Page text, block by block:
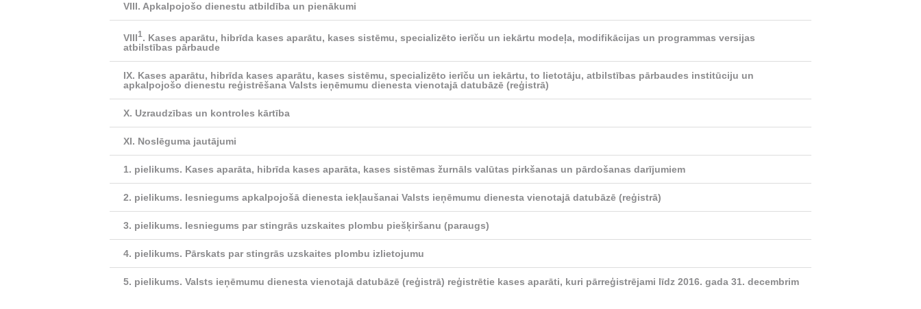
VIII. Apkalpojošo dienestu atbildība un pienākumi
VIII1. Kases aparātu, hibrīda kases aparātu, kases sistēmu, specializēto ierīču un iekārtu modeļa, modifikācijas un programmas versijas
atbilstības pārbaude
IX. Kases aparātu, hibrīda kases aparātu, kases sistēmu, specializēto ierīču un iekārtu, to lietotāju, atbilstības pārbaudes institūciju un
apkalpojošo dienestu reģistrēšana Valsts ieņēmumu dienesta vienotajā datubāzē (reģistrā)
X. Uzraudzības un kontroles kārtība
XI. Noslēguma jautājumi
1. pielikums. Kases aparāta, hibrīda kases aparāta, kases sistēmas žurnāls valūtas pirkšanas un pārdošanas darījumiem
2. pielikums. Iesniegums apkalpojošā dienesta iekļaušanai Valsts ieņēmumu dienesta vienotajā datubāzē (reģistrā)
3. pielikums. Iesniegums par stingrās uzskaites plombu piešķiršanu (paraugs)
4. pielikums. Pārskats par stingrās uzskaites plombu izlietojumu
5. pielikums. Valsts ieņēmumu dienesta vienotajā datubāzē (reģistrā) reģistrētie kases aparāti, kuri pārreģistrējami līdz 2016. gada 31. decembrim